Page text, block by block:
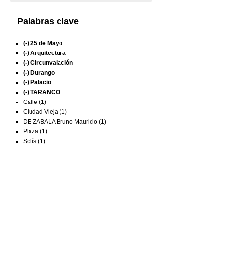
Palabras clave
(-) 25 de Mayo
(-) Arquitectura
(-) Circunvalación
(-) Durango
(-) Palacio
(-) TARANCO
Calle (1)
Ciudad Vieja (1)
DE ZABALA Bruno Mauricio (1)
Plaza (1)
Solís (1)